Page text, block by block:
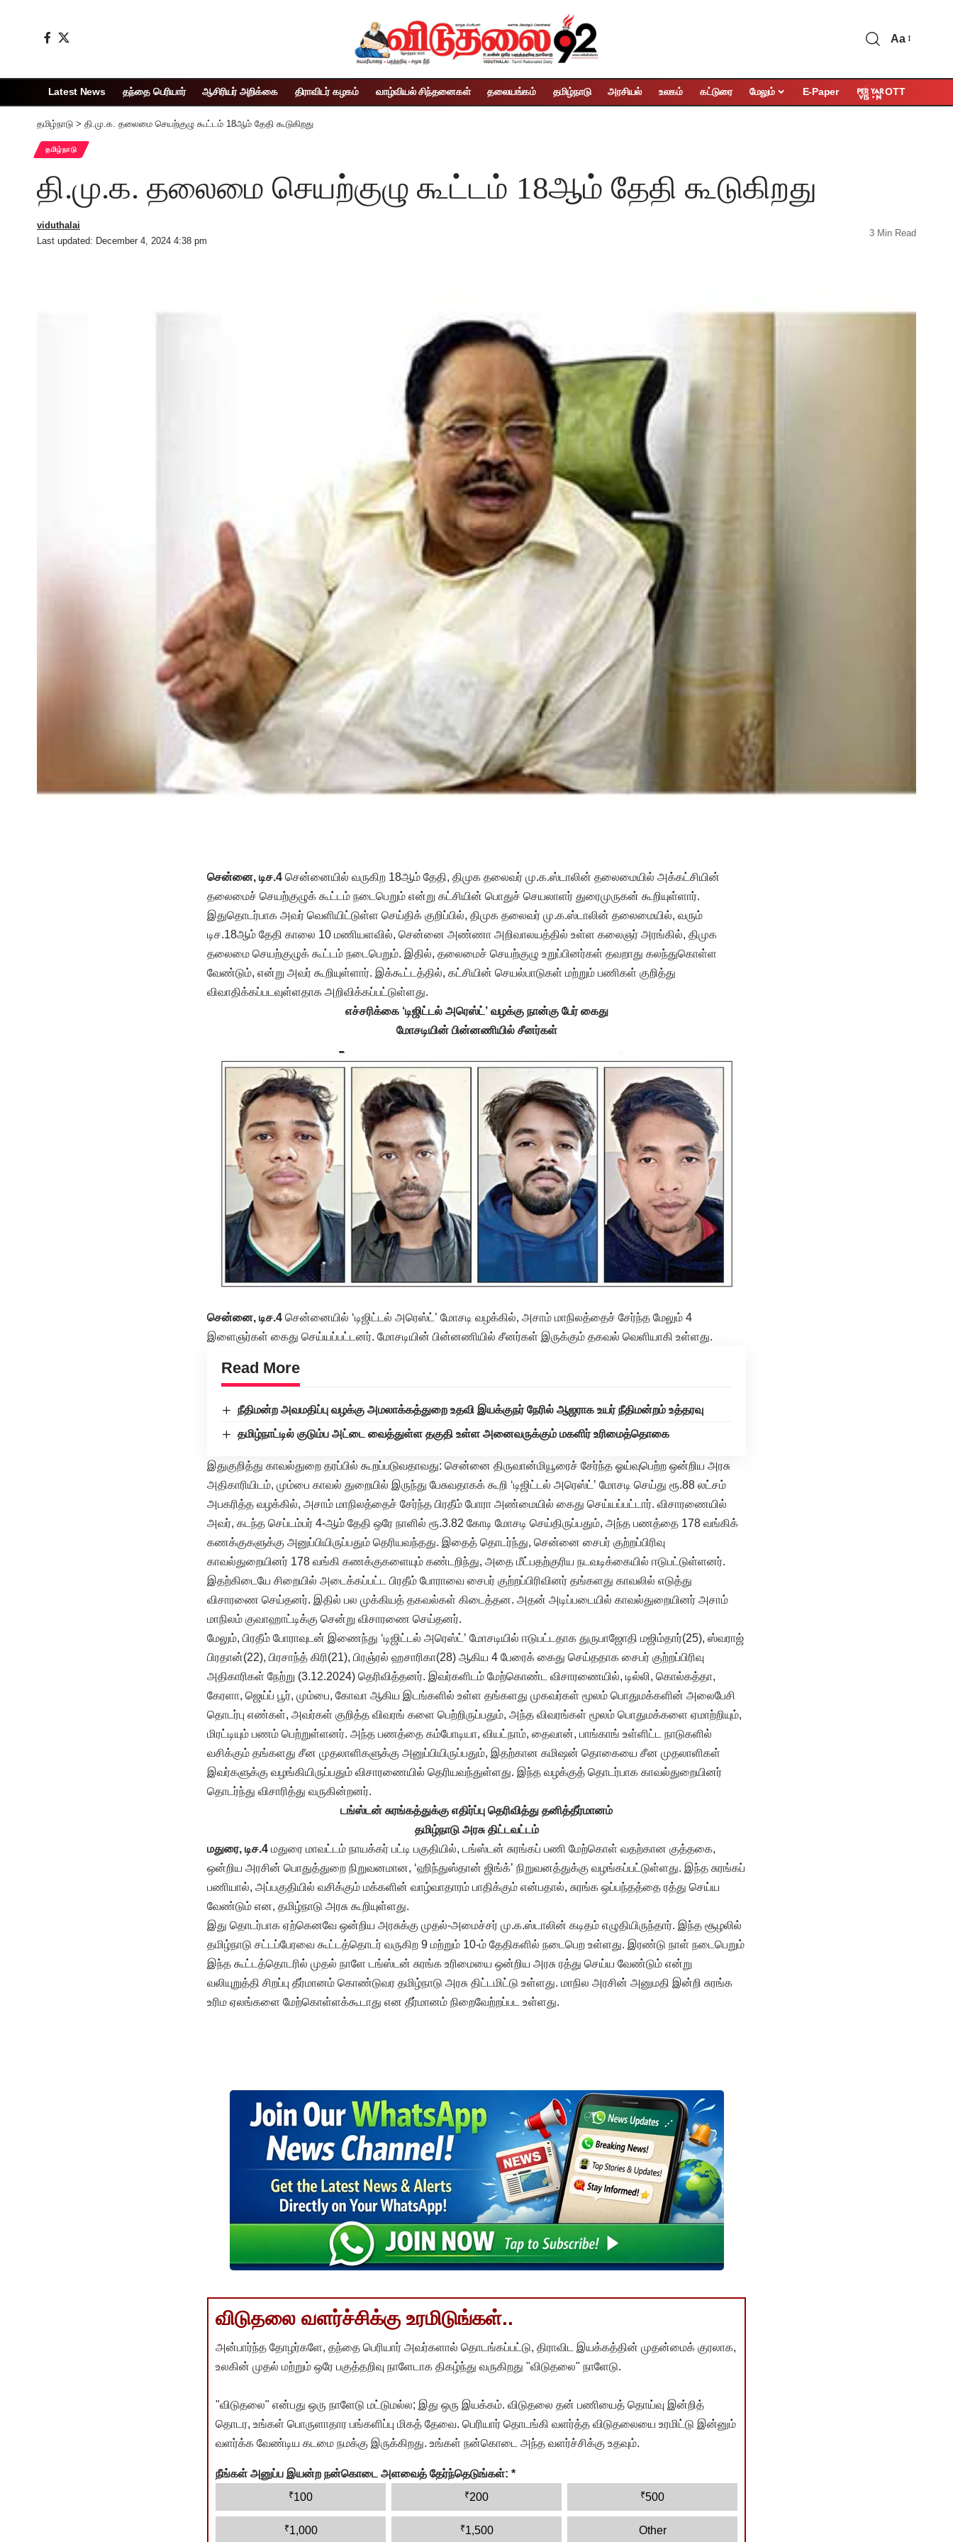
Aa
Latest News தந்தை பெரியார் ஆசிரியர் அறிக்கை திராவிடர் கழகம் வாழ்வியல் சிந்தனைகள் தலையங்கம் தமிழ்நாடு அரசியல் உலகம் கட்டுரை மேலும் E-Paper OTT
தமிழ்நாடு > தி.மு.க. தலைமை செயற்குழு கூட்டம் 18ஆம் தேதி கூடுகிறது
தமிழ்நாடு
தி.மு.க. தலைமை செயற்குழு கூட்டம் 18ஆம் தேதி கூடுகிறது
Last updated: December 4, 2024 4:38 pm
viduthalai
3 Min Read
சென்னை, டிச.4 சென்னையில் வருகிற 18ஆம் தேதி, திமுக தலைவர் மு.க.ஸ்டாலின் தலைமையில் அக்கட்சியின்
தலைமைச் செயற்குழுக் கூட்டம் நடைபெறும் என்று கட்சியின் பொதுச் செயலாளர் துரைமுருகன் கூறியுள்ளார்.
இதுதொடர்பாக அவர் வெளியிட்டுள்ள செய்திக் குறிப்பில், திமுக தலைவர் மு.க.ஸ்டாலின் தலைமையில், வரும்
டிச.18ஆம் தேதி காலை 10 மணியளவில், சென்னை அண்ணா அறிவாலயத்தில் உள்ள கலைஞர் அரங்கில், திமுக
தலைமை செயற்குழுக் கூட்டம் நடைபெறும். இதில், தலைமைச் செயற்குழு உறுப்பினர்கள் தவறாது கலந்துகொள்ள
வேண்டும், என்று அவர் கூறியுள்ளார். இக்கூட்டத்தில், கட்சியின் செயல்பாடுகள் மற்றும் பணிகள் குறித்து
விவாதிக்கப்படவுள்ளதாக அறிவிக்கப்பட்டுள்ளது.
எச்சரிக்கை ‘டிஜிட்டல் அரெஸ்ட்’ வழக்கு நான்கு பேர் கைது
மோசடியின் பின்னணியில் சீனர்கள்
சென்னை, டிச.4 சென்னையில் ‘டிஜிட்டல் அரெஸ்ட்’ மோசடி வழக்கில், அசாம் மாநிலத்தைச் சேர்ந்த மேலும் 4
இளைஞர்கள் கைது செய்யப்பட்டனர். மோசடியின் பின்னணியில் சீனர்கள் இருக்கும் தகவல் வெளியாகி உள்ளது.
Read More
நீதிமன்ற அவமதிப்பு வழக்கு அமலாக்கத்துறை உதவி இயக்குநர் நேரில் ஆஜராக உயர் நீதிமன்றம் உத்தரவு
தமிழ்நாட்டில் குடும்ப அட்டை வைத்துள்ள தகுதி உள்ள அனைவருக்கும் மகளிர் உரிமைத்தொகை
இதுகுறித்து காவல்துறை தரப்பில் கூறப்படுவதாவது: சென்னை திருவான்மியூரைச் சேர்ந்த ஓய்வுபெற்ற ஒன்றிய அரசு
அதிகாரியிடம், மும்பை காவல் துறையில் இருந்து பேசுவதாகக் கூறி ‘டிஜிட்டல் அரெஸ்ட்’ மோசடி செய்து ரூ.88 லட்சம்
அபகரித்த வழக்கில், அசாம் மாநிலத்தைச் சேர்ந்த பிரதீம் போரா அண்மையில் கைது செய்யப்பட்டார். விசாரணையில்
அவர், கடந்த செப்டம்பர் 4-ஆம் தேதி ஒரே நாளில் ரூ.3.82 கோடி மோசடி செய்திருப்பதும், அந்த பணத்தை 178 வங்கிக்
கணக்குகளுக்கு அனுப்பியிருப்பதும் தெரியவந்தது. இதைத் தொடர்ந்து, சென்னை சைபர் குற்றப்பிரிவு
காவல்துறையினர் 178 வங்கி கணக்குகளையும் கண்டறிந்து, அதை மீட்பதற்குரிய நடவடிக்கையில் ஈடுபட்டுள்ளனர்.
இதற்கிடையே சிறையில் அடைக்கப்பட்ட பிரதீம் போராவை சைபர் குற்றப்பிரிவினர் தங்களது காவலில் எடுத்து
விசாரணை செய்தனர். இதில் பல முக்கியத் தகவல்கள் கிடைத்தன. அதன் அடிப்படையில் காவல்துறையினர் அசாம்
மாநிலம் குவாஹாட்டிக்கு சென்று விசாரணை செய்தனர்.
மேலும், பிரதீம் போராவுடன் இணைந்து ‘டிஜிட்டல் அரெஸ்ட்’ மோசடியில் ஈடுபட்டதாக துருபாஜோதி மஜிம்தார்(25), ஸ்வராஜ்
பிரதான்(22), பிரசாந்த் கிரி(21), பிரஞ்ரல் ஹசாரிகா(28) ஆகிய 4 பேரைக் கைது செய்ததாக சைபர் குற்றப்பிரிவு
அதிகாரிகள் நேற்று (3.12.2024) தெரிவித்தனர். இவர்களிடம் மேற்கொண்ட விசாரணையில், டில்லி, கொல்கத்தா,
கேரளா, ஜெய்ப் பூர், மும்பை, கோவா ஆகிய இடங்களில் உள்ள தங்களது முகவர்கள் மூலம் பொதுமக்களின் அலைபேசி
தொடர்பு எண்கள், அவர்கள் குறித்த விவரங் களை பெற்றிருப்பதும், அந்த விவரங்கள் மூலம் பொதுமக்களை ஏமாற்றியும்,
மிரட்டியும் பணம் பெற்றுள்ளனர். அந்த பணத்தை கம்போடியா, வியட்நாம், தைவான், பாங்காங் உள்ளிட்ட நாடுகளில்
வசிக்கும் தங்களது சீன முதலாளிகளுக்கு அனுப்பியிருப்பதும், இதற்கான கமிஷன் தொகையை சீன முதலாளிகள்
இவர்களுக்கு வழங்கியிருப்பதும் விசாரணையில் தெரியவந்துள்ளது. இந்த வழக்குத் தொடர்பாக காவல்துறையினர்
தொடர்ந்து விசாரித்து வருகின்றனர்.
டங்ஸ்டன் சுரங்கத்துக்கு எதிர்ப்பு தெரிவித்து தனித்தீர்மானம்
தமிழ்நாடு அரசு திட்டவட்டம்
மதுரை, டிச.4 மதுரை மாவட்டம் நாயக்கர் பட்டி பகுதியில், டங்ஸ்டன் சுரங்கப் பணி மேற்கொள் வதற்கான குத்தகை,
ஒன்றிய அரசின் பொதுத்துறை நிறுவனமான, ‘ஹிந்துஸ்தான் ஜிங்க்’ நிறுவனத்துக்கு வழங்கப்பட்டுள்ளது. இந்த சுரங்கப்
பணியால், அப்பகுதியில் வசிக்கும் மக்களின் வாழ்வாதாரம் பாதிக்கும் என்பதால், சுரங்க ஒப்பந்தத்தை ரத்து செய்ய
வேண்டும் என, தமிழ்நாடு அரசு கூறியுள்ளது.
இது தொடர்பாக ஏற்கெனவே ஒன்றிய அரசுக்கு முதல்-அமைச்சர் மு.க.ஸ்டாலின் கடிதம் எழுதியிருந்தார். இந்த சூழலில்
தமிழ்நாடு சட்டப்பேரவை கூட்டத்தொடர் வருகிற 9 மற்றும் 10-ம் தேதிகளில் நடைபெற உள்ளது. இரண்டு நாள் நடைபெறும்
இந்த கூட்டத்தொடரில் முதல் நாளே டங்ஸ்டன் சுரங்க உரிமையை ஒன்றிய அரசு ரத்து செய்ய வேண்டும் என்று
வலியுறுத்தி சிறப்பு தீர்மானம் கொண்டுவர தமிழ்நாடு அரசு திட்டமிட்டு உள்ளது. மாநில அரசின் அனுமதி இன்றி சுரங்க
உரிம ஏலங்களை மேற்கொள்ளக்கூடாது என தீர்மானம் நிறைவேற்றப்பட உள்ளது.
விடுதலை வளர்ச்சிக்கு உரமிடுங்கள்..
அன்பார்ந்த தோழர்களே, தந்தை பெரியார் அவர்களால் தொடங்கப்பட்டு, திராவிட இயக்கத்தின் முதன்மைக் குரலாக,
உலகின் முதல் மற்றும் ஒரே பகுத்தறிவு நாளேடாக திகழ்ந்து வருகிறது "விடுதலை" நாளேடு.
"விடுதலை" என்பது ஒரு நாளேடு மட்டுமல்ல; இது ஒரு இயக்கம். விடுதலை தன் பணியைத் தொய்வு இன்றித்
தொடர, உங்கள் பொருளாதார பங்களிப்பு மிகத் தேவை. பெரியார் தொடங்கி வளர்த்த விடுதலையை உரமிட்டு இன்னும்
வளர்க்க வேண்டிய கடமை நமக்கு இருக்கிறது. உங்கள் நன்கொடை அந்த வளர்ச்சிக்கு உதவும்.
நீங்கள் அனுப்ப இயன்ற நன்கொடை அளவைத் தேர்ந்தெடுங்கள்: *
₹100 ₹200 ₹500
₹1,000 ₹1,500 Other